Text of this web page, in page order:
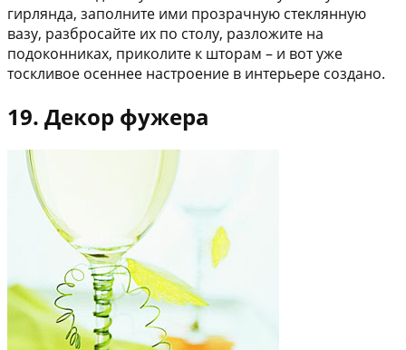
гирлянда, заполните ими прозрачную стеклянную
вазу, разбросайте их по столу, разложите на
подоконниках, приколите к шторам – и вот уже
тоскливое осеннее настроение в интерьере создано.
19. Декор фужера